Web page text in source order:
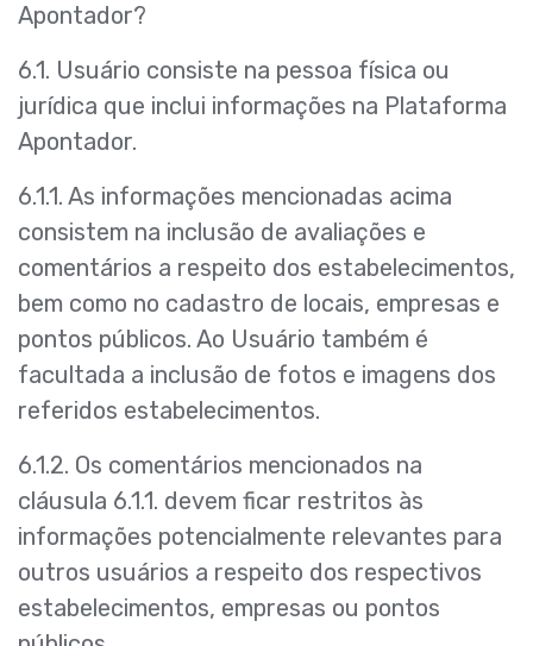
Apontador?
6.1. Usuário consiste na pessoa física ou
jurídica que inclui informações na Plataforma
Apontador.
6.1.1. As informações mencionadas acima
consistem na inclusão de avaliações e
comentários a respeito dos estabelecimentos,
bem como no cadastro de locais, empresas e
pontos públicos. Ao Usuário também é
facultada a inclusão de fotos e imagens dos
referidos estabelecimentos.
6.1.2. Os comentários mencionados na
cláusula 6.1.1. devem ficar restritos às
informações potencialmente relevantes para
outros usuários a respeito dos respectivos
estabelecimentos, empresas ou pontos